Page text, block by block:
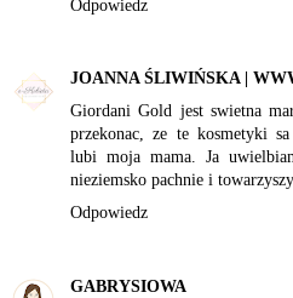
Odpowiedz
JOANNA ŚLIWIŃSKA |
Giordani Gold jest swietna
przekonac, ze te kosmetyki
lubi moja mama. Ja
nieziemsko pachnie i
Odpowiedz
GABRYSIOWA